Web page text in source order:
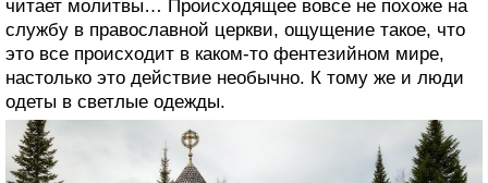
читает молитвы… Происходящее вовсе не похоже на
службу в православной церкви, ощущение такое, что
это все происходит в каком-то фентезийном мире,
настолько это действие необычно. К тому же и люди
одеты в светлые одежды.